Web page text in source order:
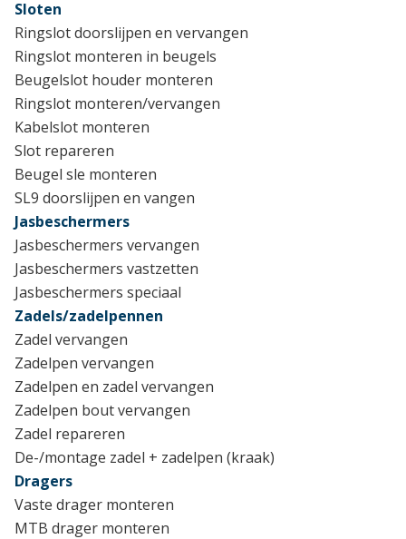
Sloten
Ringslot doorslijpen en vervangen
Ringslot monteren in beugels
Beugelslot houder monteren
Ringslot monteren/vervangen
Kabelslot monteren
Slot repareren
Beugel sle monteren
SL9 doorslijpen en vangen
Jasbeschermers
Jasbeschermers vervangen
Jasbeschermers vastzetten
Jasbeschermers speciaal
Zadels/zadelpennen
Zadel vervangen
Zadelpen vervangen
Zadelpen en zadel vervangen
Zadelpen bout vervangen
Zadel repareren
De-/montage zadel + zadelpen (kraak)
Dragers
Vaste drager monteren
MTB drager monteren